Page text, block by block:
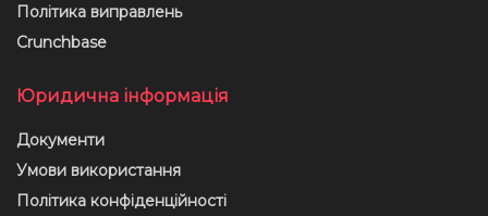
Політика виправлень
Crunchbase
Юридична інформація
Документи
Умови використання
Політика конфіденційності